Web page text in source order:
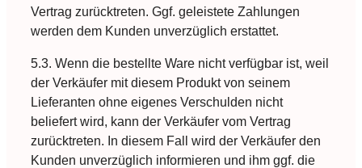
Vertrag zurücktreten. Ggf. geleistete Zahlungen
werden dem Kunden unverzüglich erstattet.
5.3. Wenn die bestellte Ware nicht verfügbar ist, weil
der Verkäufer mit diesem Produkt von seinem
Lieferanten ohne eigenes Verschulden nicht
beliefert wird, kann der Verkäufer vom Vertrag
zurücktreten. In diesem Fall wird der Verkäufer den
Kunden unverzüglich informieren und ihm ggf. die